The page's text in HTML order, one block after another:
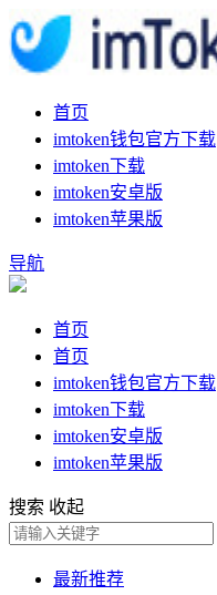
首页
imtoken钱包官方下载
imtoken下载
imtoken安卓版
imtoken苹果版
导航
首页
首页
imtoken钱包官方下载
imtoken下载
imtoken安卓版
imtoken苹果版
搜索 收起
最新推荐